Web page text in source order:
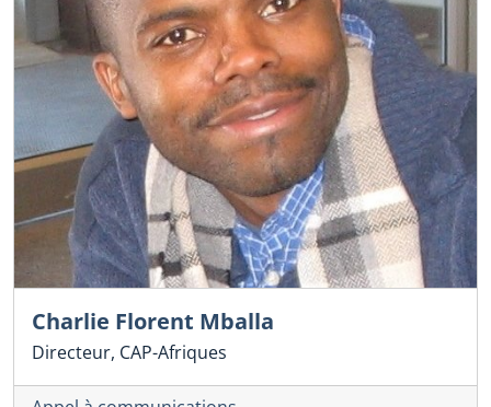
Charlie Florent Mballa
Directeur, CAP-Afriques